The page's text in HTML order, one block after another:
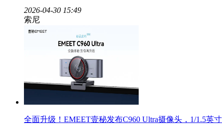
2026-04-30 15:49
索尼
全面升级！EMEET壹秘发布C960 Ultra摄像头，1/1.5英